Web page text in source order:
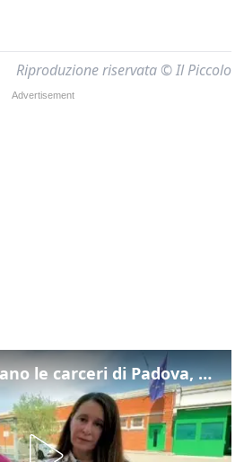
Riproduzione riservata © Il Piccolo
Gli avvocati visitano le carceri di Padova, ecco cosa hanno trovato